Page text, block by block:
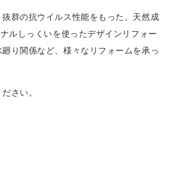
群の抗ウイルス性能をもった、天然成
ルしっくいを使ったデザインリフォー
廻り関係など、様々なリフォームを承っ
さい。